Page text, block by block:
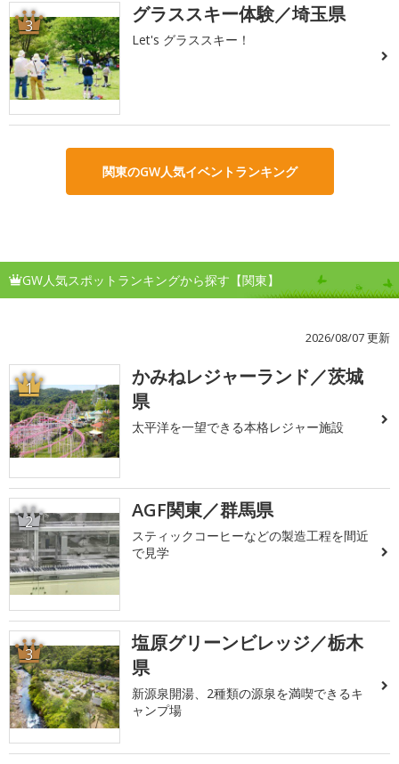
3 グラススキー体験／埼玉県
Let's グラススキー！
関東のGW人気イベントランキング
GW人気スポットランキングから探す【関東】
2026/08/07 更新
1
かみねレジャーランド／茨城
県
太平洋を一望できる本格レジャー施設
2 AGF関東／群馬県
スティックコーヒーなどの製造工程を間近
で見学
3
塩原グリーンビレッジ／栃木
県
新源泉開湯、2種類の源泉を満喫できるキ
ャンプ場